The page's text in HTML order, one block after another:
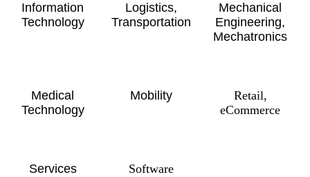
Information
Technology
Logistics,
Transportation
Mechanical
Engineering,
Mechatronics
Medical
Technology
Mobility
Retail,
eCommerce
Services Software